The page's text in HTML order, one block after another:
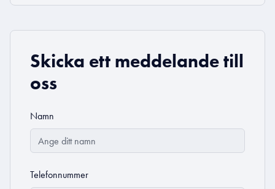
Skicka ett meddelande till
oss
Namn
Telefonnummer